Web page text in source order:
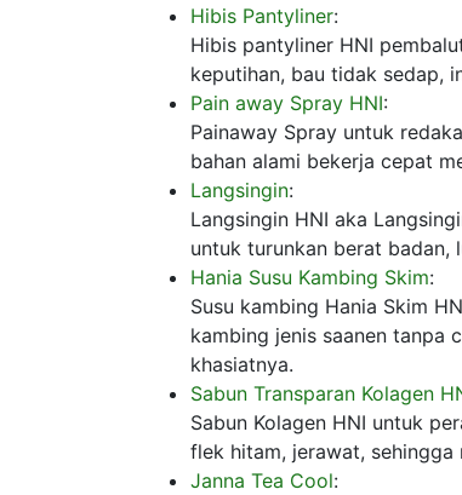
Hibis Pantyliner:
Hibis pantyliner HNI
keputihan, bau tidak sedap,
Pain away Spray HNI:
Painaway Spray untuk
bahan alami bekerja cepat
Langsingin:
Langsingin HNI aka
untuk turunkan berat badan,
Hania Susu Kambing Skim:
Susu kambing Hania Skim
kambing jenis saanen tanpa
khasiatnya.
Sabun Transparan Kolagen
Sabun Kolagen HNI untuk
flek hitam, jerawat,
Janna Tea Cool: